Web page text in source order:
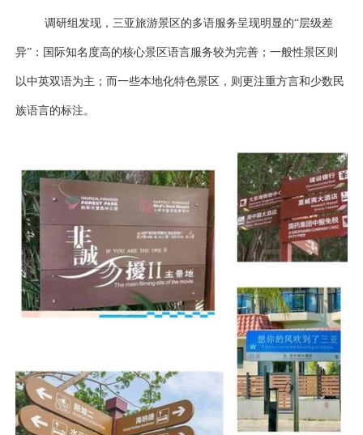
调研组发现，三亚旅游景区的多语服务呈现明显的“层级差
异”：国际知名度高的核心景区语言服务较为完善；一般性景区则
以中英双语为主；而一些本地化特色景区，则更注重方言和少数民
族语言的标注。